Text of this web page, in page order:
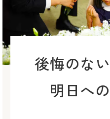
後悔のな
明日へ